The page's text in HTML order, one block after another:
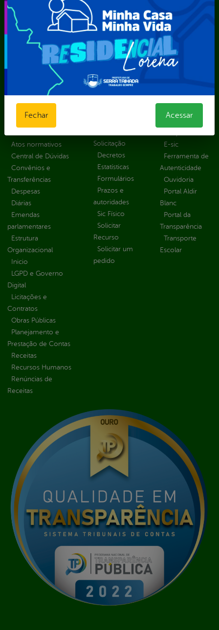
Secretaria Municipal de Relações Institucionais – SEMRI
Secretaria Municipal de Saúde – SMS
Secretaria Municipal de Serviços Públicos – SEMUSP
Superintendência de Trânsito e Transportes de Serra
Talhada-STTRANS
Transparência, Fiscalização e Controle
Portal da
Transparência
Atos normativos
Central de Dúvidas
Convênios e
Transferências
Despesas
Diárias
Emendas
parlamentares
Estrutura
Organizacional
Inicio
LGPD e Governo
Digital
Licitações e
Contratos
Obras Públicas
Planejamento e
Prestação de Contas
Receitas
Recursos Humanos
Renúncias de
Receitas
E-sic
Solicitação
Decretos
Estatísticas
Formulários
Prazos e
autoridades
Sic Físico
Solicitar
Recurso
Solicitar um
pedido
Serviços
E-sic
Ferramenta de
Autenticidade
Ouvidoria
Portal Aldir
Blanc
Portal da
Transparência
Transporte
Escolar
Fechar Acessar